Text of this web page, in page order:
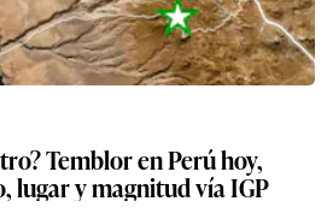
Temblor en Perú hoy,
lugar y magnitud vía IGP